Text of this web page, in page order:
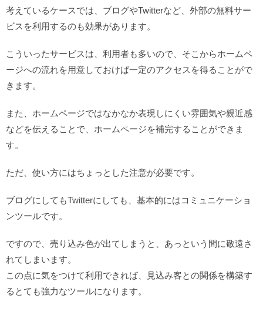
考えているケースでは、ブログやTwitterなど、外部の無料サー
ビスを利用するのも効果があります。
こういったサービスは、利用者も多いので、そこからホームペ
ージへの流れを用意しておけば一定のアクセスを得ることがで
きます。
また、ホームページではなかなか表現しにくい雰囲気や親近感
などを伝えることで、ホームページを補完することができま
す。
ただ、使い方にはちょっとした注意が必要です。
ブログにしてもTwitterにしても、基本的にはコミュニケーショ
ンツールです。
ですので、売り込み色が出てしまうと、あっという間に敬遠さ
れてしまいます。
この点に気をつけて利用できれば、見込み客との関係を構築す
るとても強力なツールになります。